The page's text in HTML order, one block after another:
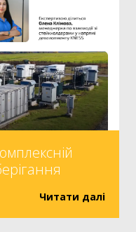
Читати далі